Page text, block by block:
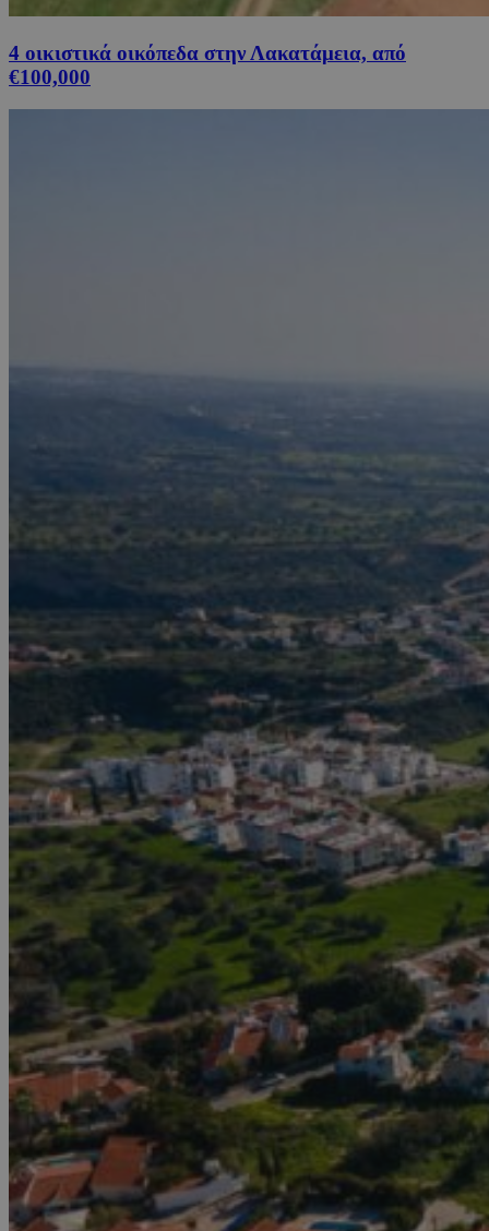
4 οικιστικά οικόπεδα στην Λακατάμεια, από
€100,000